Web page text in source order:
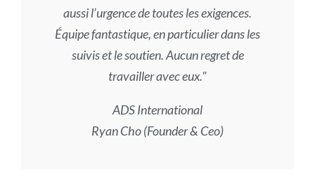
aussi l’urgence de toutes les exigences.
Équipe fantastique, en particulier dans les
suivis et le soutien. Aucun regret de
travailler avec eux.
ADS International
Ryan Cho (Founder & Ceo)